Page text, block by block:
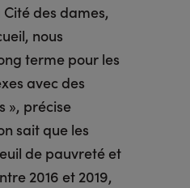
des dames,
nous
terme pour les
avec des
», précise
sait que les
de pauvreté et
2016 et 2019,